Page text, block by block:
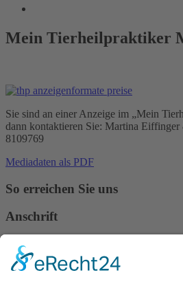
Mein Tierheilpraktiker
Sie sind an einer Anzeige im „Mein
dann kontaktieren Sie: Martina
8109769
Mediadaten als PDF
So erreichen Sie uns
Anschrift
Verband Deutscher Tierheilpraktiker
Verbandsverwaltung
Am Rosenbraken 12